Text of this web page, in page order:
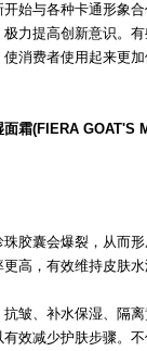
始与各种卡通形象
力提高创新意识。
消费者使用起来更
霜(FIERA GOAT'S
胶囊会爆裂，从而
高，有效维持皮肤水
皱、补水保湿、隔
效减少护肤步骤。